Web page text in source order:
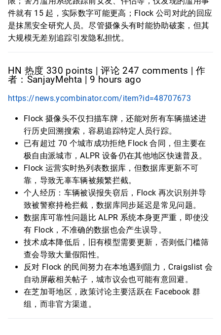
件就有 15 起，实际数字可能更高；Flock 公司对此的回应
是抹黑安全研究人员。尽管摄像头有时能协助破案，但其
大规模无差别追踪引发隐私担忧。
HN 热度 330 points | 评论 247 comments | 作
者：SanjayMehta | 9 hours ago
https://news.ycombinator.com/item?id=48707673
Flock 摄像头不仅扫描车牌，还能对所有车辆描述进
行历史回溯搜索，容易追踪特定人员行踪。
已有超过 70 个城市成功拒绝 Flock 合同，但主要在
极自由派城市，ALPR 设备仍在其他地区快速普及。
Flock 运营实时热列表数据库，但数据库更新不可
靠，导致无辜车辆被频繁拦截。
个人经历：车辆被误报失窃后，Flock 再次识别并导
致被警察持枪拦截，数据库同步延迟是常见问题。
数据库可靠性问题比 ALPR 系统本身更严重，即使没
有 Flock，不准确的数据也会产生误导。
技术成本降低后，旧有模型需要更新，否则低门槛筛
查会导致大量假阳性。
反对 Flock 的民间努力在本地遇到阻力，Craigslist 会
自动屏蔽相关帖子，城市议会也可能有意回避。
在芝加哥地区，政策讨论主要活跃在 Facebook 群
组，而非官方渠道。